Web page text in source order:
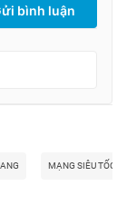
bình luận
MẠNG SIÊU TỐC